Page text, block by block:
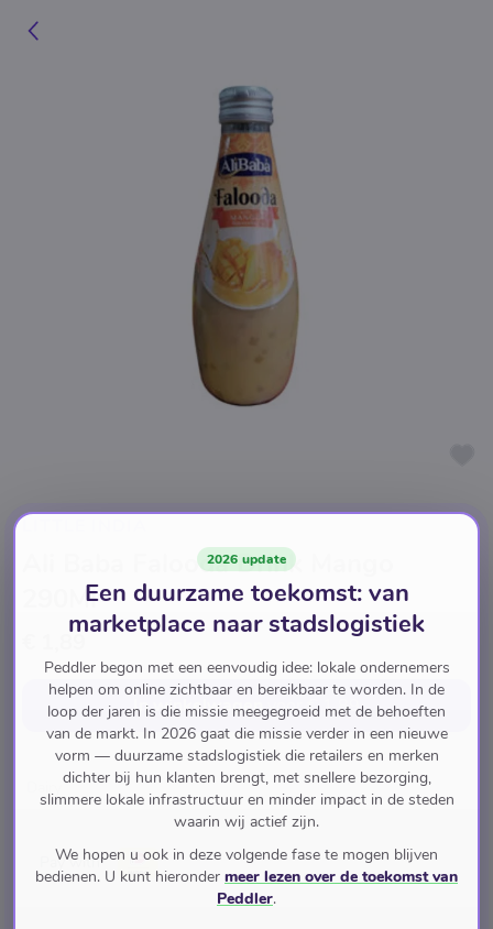
LITTLE INDIA
Ali Baba Falooda Drink Mango
290Ml
In winkelwagenvoor€ 1,89
Pay with
2026 update
Een duurzame toekomst: van
marketplace naar stadslogistiek
Peddler begon met een eenvoudig idee: lokale ondernemers
helpen om online zichtbaar en bereikbaar te worden. In de
loop der jaren is die missie meegegroeid met de behoeften
van de markt. In 2026 gaat die missie verder in een nieuwe
vorm — duurzame stadslogistiek die retailers en merken
dichter bij hun klanten brengt, met snellere bezorging,
slimmere lokale infrastructuur en minder impact in de steden
waarin wij actief zijn.
We hopen u ook in deze volgende fase te mogen blijven
bedienen. U kunt hieronder meer lezen over de toekomst van
Peddler.